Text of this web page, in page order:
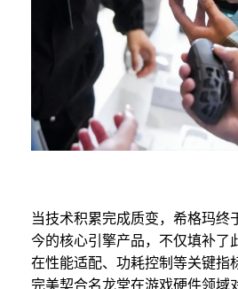
当技术积累完成质变，希格玛终
今的核心引擎产品，不仅填补了
在性能适配、功耗控制等关键指
完美契合名龙堂在游戏硬件领域